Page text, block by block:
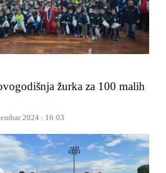
žurka za 100 malih
2024 : 16:03